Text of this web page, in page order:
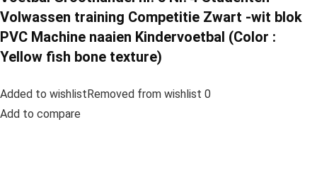
Volwassen training Competitie Zwart -wit blok
PVC Machine naaien Kindervoetbal (Color :
Yellow fish bone texture)
Added to wishlistRemoved from wishlist 0
Add to compare